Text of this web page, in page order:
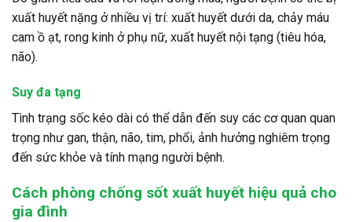
xuất huyết nặng ở nhiều vị trí: xuất huyết dưới da, chảy máu
cam ồ ạt, rong kinh ở phụ nữ, xuất huyết nội tạng (tiêu hóa,
não).
Suy đa tạng
Tình trạng sốc kéo dài có thể dẫn đến suy các cơ quan quan
trọng như gan, thận, não, tim, phổi, ảnh hưởng nghiêm trọng
đến sức khỏe và tính mạng người bệnh.
Cách phòng chống sốt xuất huyết hiệu quả cho
gia đình